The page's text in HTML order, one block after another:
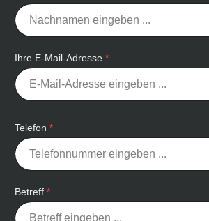
Ihre E-Mail-Adresse *
Telefon *
Betreff *